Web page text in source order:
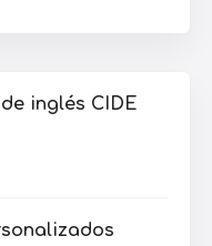
inglés CIDE